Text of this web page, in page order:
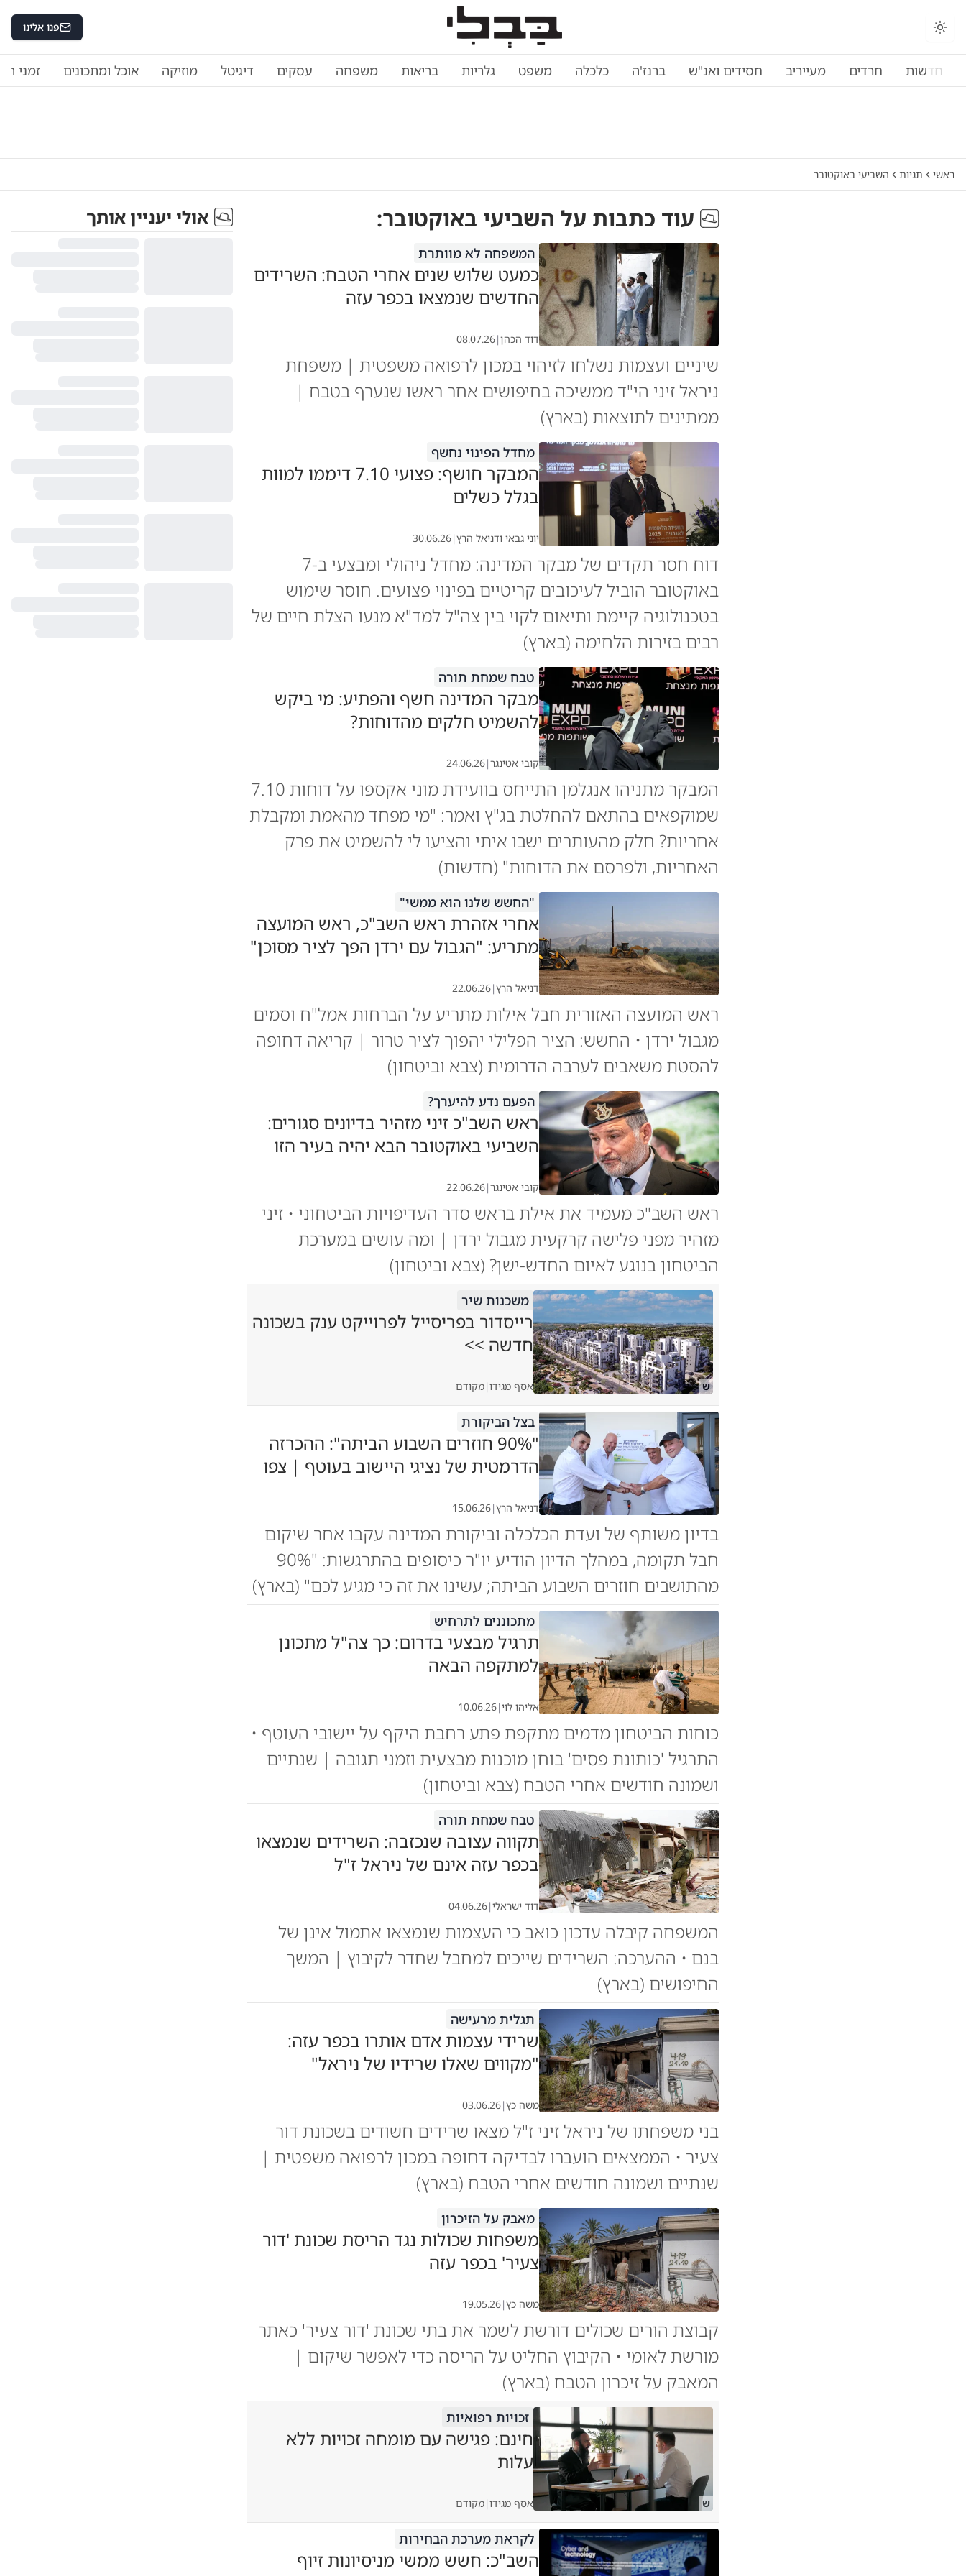
החלפת מצב תצוגה פנו אלינו
חדשות חרדים מעייריב חסידים ואנ"ש ברנז'ה כלכלה משפט גלריות בריאות משפחה עסקים דיגיטל מוזיקה אוכל ומתכונים זמני
ראשי תגיות השביעי באוקטובר
עוד כתבות על השביעי באוקטובר:
המשפחה לא מוותרת
כמעט שלוש שנים אחרי הטבח: השרידים
החדשים שנמצאו בכפר עזה
דוד הכהן|
08.07.26
שיניים ועצמות נשלחו לזיהוי במכון לרפואה משפטית | משפחת
ניראל זיני הי"ד ממשיכה בחיפושים אחר ראשו שנערף בטבח |
ממתינים לתוצאות (בארץ)
מחדל הפינוי נחשף
המבקר חושף: פצועי 7.10 דיממו למוות
בגלל כשלים
יוני גבאי ודניאל הרץ|
30.06.26
דוח חסר תקדים של מבקר המדינה: מחדל ניהולי ומבצעי ב-7
באוקטובר הוביל לעיכובים קריטיים בפינוי פצועים. חוסר שימוש
בטכנולוגיה קיימת ותיאום לקוי בין צה"ל למד"א מנעו הצלת חיים של
רבים בזירות הלחימה (בארץ)
טבח שמחת תורה
מבקר המדינה חשף והפתיע: מי ביקש
להשמיט חלקים מהדוחות?
קובי אטינגר|
24.06.26
המבקר מתניהו אנגלמן התייחס בוועידת מוני אקספו על דוחות 7.10
שמוקפאים בהתאם להחלטת בג"ץ ואמר: "מי מפחד מהאמת ומקבלת
אחריות? חלק מהעותרים ישבו איתי והציעו לי להשמיט את פרק
האחריות, ולפרסם את הדוחות" (חדשות)
"החשש שלנו הוא ממשי"
אחרי אזהרת ראש השב"כ, ראש המועצה
מתריע: "הגבול עם ירדן הפך לציר מסוכן"
דניאל הרץ|
22.06.26
ראש המועצה האזורית חבל אילות מתריע על הברחות אמל"ח וסמים
מגבול ירדן • החשש: הציר הפלילי יהפוך לציר טרור | קריאה דחופה
להסטת משאבים לערבה הדרומית (צבא וביטחון)
הפעם נדע להיערך?
ראש השב"כ זיני מזהיר בדיונים סגורים:
השביעי באוקטובר הבא יהיה בעיר הזו
קובי אטינגר|
22.06.26
ראש השב"כ מעמיד את אילת בראש סדר העדיפויות הביטחוני • זיני
מזהיר מפני פלישה קרקעית מגבול ירדן | ומה עושים במערכת
הביטחון בנוגע לאיום החדש-ישן? (צבא וביטחון)
ש
משכנות שיר
רייסדור בפריסייל לפרוייקט ענק בשכונה
חדשה >>
אסף מגידו|מקודם
בצל הביקורת
"90% חוזרים השבוע הביתה": ההכרזה
הדרמטית של נציגי היישוב בעוטף | צפו
דניאל הרץ|
15.06.26
בדיון משותף של ועדת הכלכלה וביקורת המדינה עקבו אחר שיקום
חבל תקומה, במהלך הדיון הודיע יו"ר כיסופים בהתרגשות: "90%
מהתושבים חוזרים השבוע הביתה; עשינו את זה כי מגיע לכם" (בארץ)
מתכוננים לתרחיש
תרגיל מבצעי בדרום: כך צה"ל מתכונן
למתקפה הבאה
אליהו לוי|
10.06.26
כוחות הביטחון מדמים מתקפת פתע רחבת היקף על יישובי העוטף •
התרגיל 'כותונת פסים' בוחן מוכנות מבצעית וזמני תגובה | שנתיים
ושמונה חודשים אחרי הטבח (צבא וביטחון)
טבח שמחת תורה
תקווה עצובה שנכזבה: השרידים שנמצאו
בכפר עזה אינם של ניראל ז"ל
דוד ישראלי|
04.06.26
המשפחה קיבלה עדכון כואב כי העצמות שנמצאו אתמול אינן של
בנם • ההערכה: השרידים שייכים למחבל שחדר לקיבוץ | המשך
החיפושים (בארץ)
תגלית מרעישה
שרידי עצמות אדם אותרו בכפר עזה:
"מקווים שאלו שרידיו של ניראל"
משה כץ|
03.06.26
בני משפחתו של ניראל זיני ז"ל מצאו שרידים חשודים בשכונת דור
צעיר • הממצאים הועברו לבדיקה דחופה במכון לרפואה משפטית |
שנתיים ושמונה חודשים אחרי הטבח (בארץ)
מאבק על הזיכרון
משפחות שכולות נגד הריסת שכונת 'דור
צעיר' בכפר עזה
משה כץ|
19.05.26
קבוצת הורים שכולים דורשת לשמר את בתי שכונת 'דור צעיר' כאתר
מורשת לאומי • הקיבוץ החליט על הריסה כדי לאפשר שיקום |
המאבק על זיכרון הטבח (בארץ)
ש
זכויות רפואיות
חינם: פגישה עם מומחה זכויות ללא
עלות
אסף מגידו|מקודם
לקראת מערכת הבחירות
השב"כ: חשש ממשי מניסיונות זיוף
אולי יעניין אותך